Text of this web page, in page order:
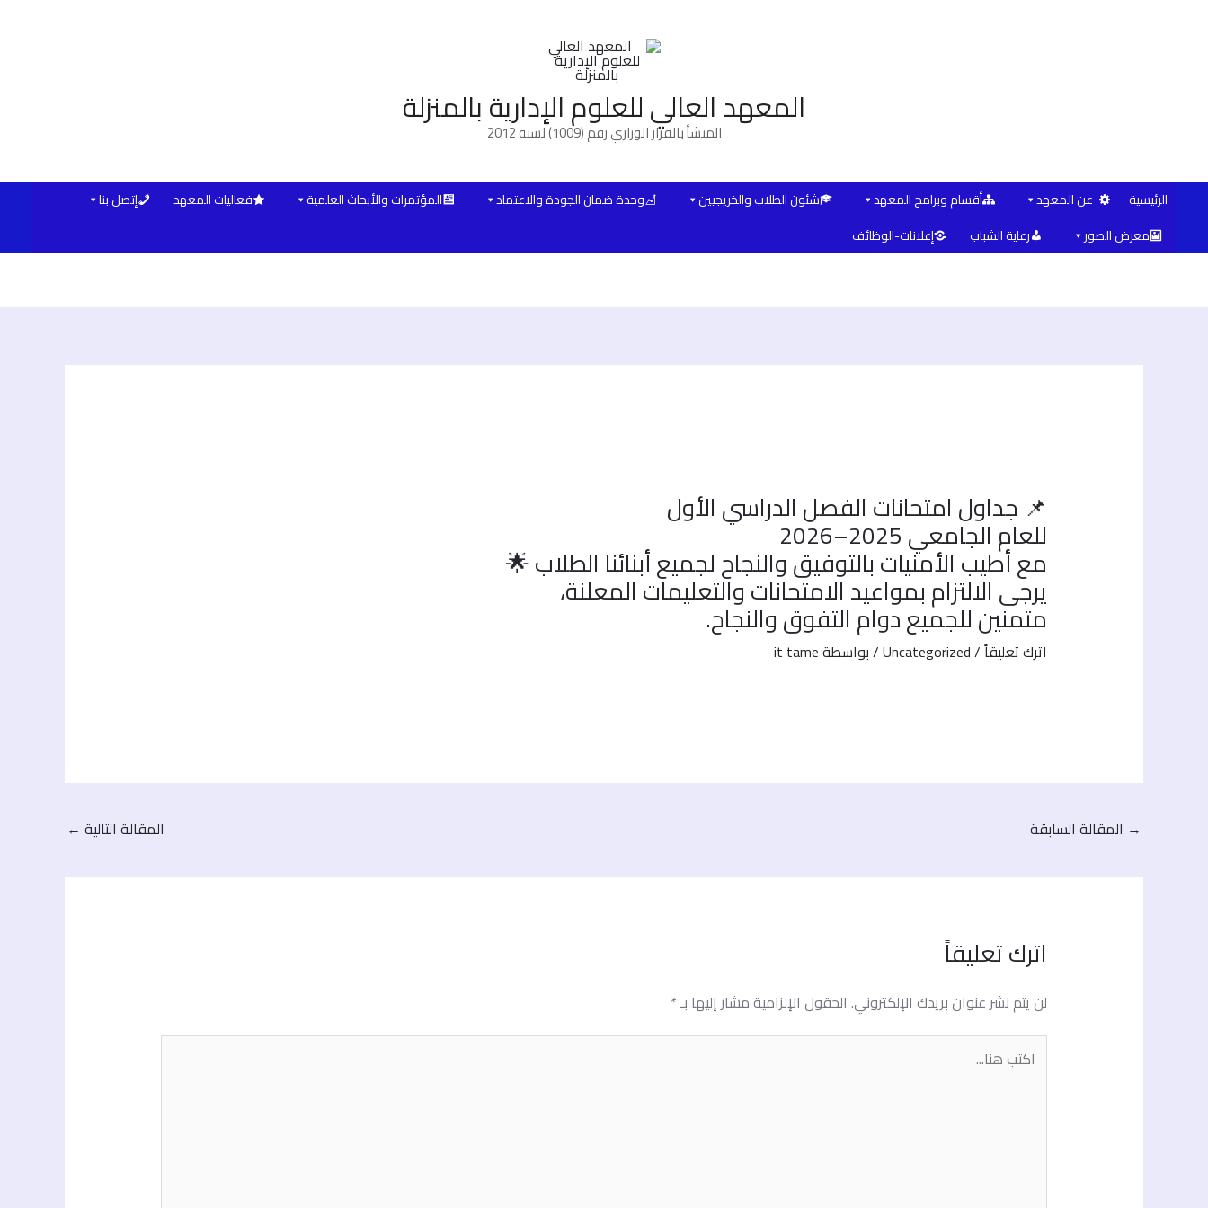
المعهد العالي للعلوم الإدارية بالمنزلة
المنشأ بالقرار الوزاري رقم (1009) لسنة 2012
الرئيسية عن المعهد أقسام وبرامج المعهد شئون الطلاب والخريجيين وحدة ضمان الجودة والاعتماد المؤتمرات والأبحاث العلمية فعاليات المعهد
إتصل بنا
معرض الصور
رعاية الشباب إعلانات-الوظائف
📌 جداول امتحانات الفصل الدراسي الأول
للعام الجامعي 2025–2026
مع أطيب الأمنيات بالتوفيق والنجاح لجميع أبنائنا الطلاب 🌟
يرجى الالتزام بمواعيد الامتحانات والتعليمات المعلنة،
متمنين للجميع دوام التفوق والنجاح.
اترك تعليقاً/
Uncategorized/ بواسطةit tame
→ المقالة السابقة المقالة التالية ←
اترك تعليقاً
لن يتم نشر عنوان بريدك الإلكتروني. الحقول الإلزامية مشار إليها بـ*
هنا...